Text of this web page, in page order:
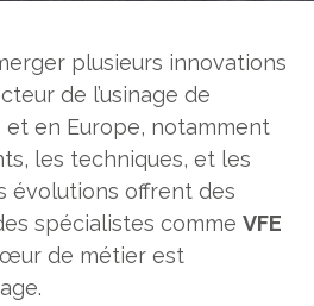
plusieurs innovations
de l’usinage de
et en Europe, notamment
les techniques, et les
évolutions offrent des
spécialistes comme VFE
de métier est